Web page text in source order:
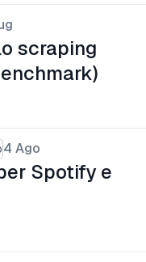
scraping
4 Ago
Spotify e